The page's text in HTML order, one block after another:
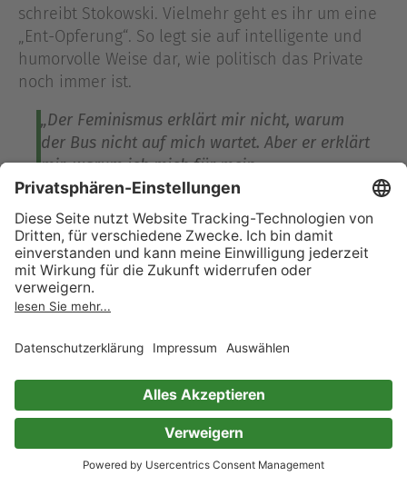
schreibt Stokowski. Vielmehr geht es ihr um eine
„Ent-Opferung“. So legt sie auf intelligente und
humorvolle Weise dar, wie politisch das Private
noch immer ist.
„Der Feminismus erklärt mir nicht, warum
der Bus nicht auf mich wartet. Aber er erklärt
mir, warum ich mich für mein
Zuspätkommen entschuldigen werde, auch
wenn ich nicht schuld war, sondern der Bus
zu früh gefahren ist. Er erklärt mir, warum
viele der Frauen, die ich kenne, sich auch
noch entschuldigen würden, wenn sie von
einem Meteoriten getroffen werden.“
„Was weiße Menschen
nicht über Rassismus